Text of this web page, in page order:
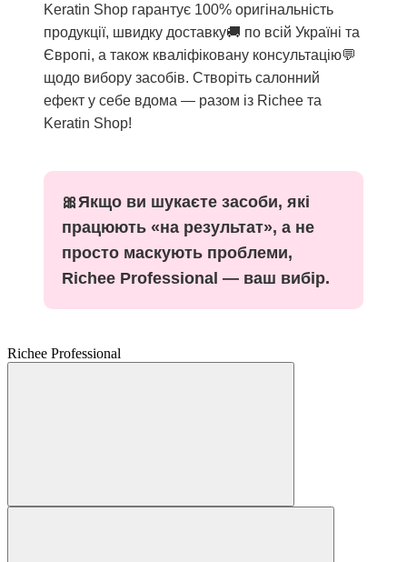
Keratin Shop гарантує 100% оригінальність
продукції, швидку доставку🚚 по всій Україні та
Європі, а також кваліфіковану консультацію💬
щодо вибору засобів. Створіть салонний
ефект у себе вдома — разом із Richee та
Keratin Shop!
🎀Якщо ви шукаєте засоби, які
працюють «на результат», а не
просто маскують проблеми,
Richee Professional — ваш вибір.
Richee Professional